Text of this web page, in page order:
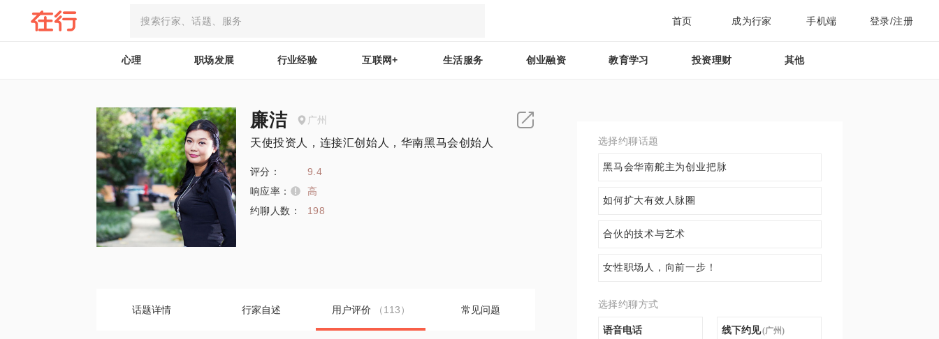
首页 成为行家 手机端 登录/注册
心理 职场发展 行业经验 互联网+ 生活服务 创业融资 教育学习 投资理财 其他
廉洁 广州
天使投资人，连接汇创始人，华南黑马会创始人
评分：
9.4
响应率：
高
约聊人数：
198
话题详情 行家自述 用户评价 （113） 常见问题
选择约聊话题
黑马会华南舵主为创业把脉
如何扩大有效人脉圈
合伙的技术与艺术
女性职场人，向前一步！
选择约聊方式
语音电话 线下约见(广州)